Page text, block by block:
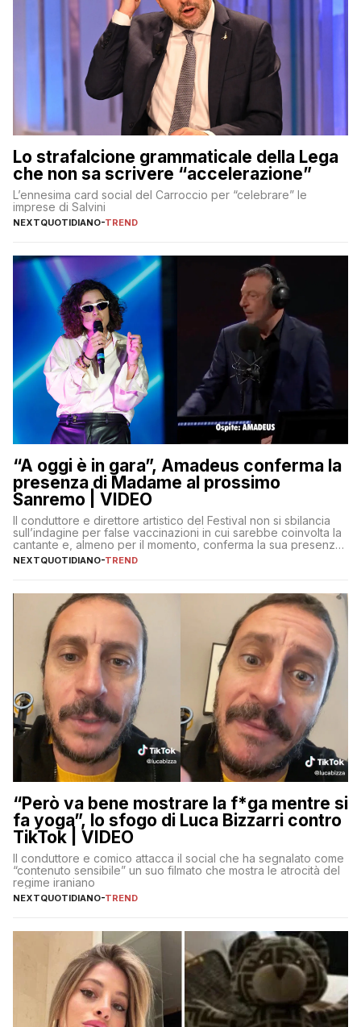
Lo strafalcione grammaticale della Lega
che non sa scrivere “accelerazione”
L’ennesima card social del Carroccio per “celebrare” le
imprese di Salvini
NEXTQUOTIDIANO-TREND
“A oggi è in gara”, Amadeus conferma la
presenza di Madame al prossimo
Sanremo | VIDEO
Il conduttore e direttore artistico del Festival non si sbilancia
sull’indagine per false vaccinazioni in cui sarebbe coinvolta la
cantante e, almeno per il momento, conferma la sua presenza
sul palco dell’Ariston
NEXTQUOTIDIANO-TREND
“Però va bene mostrare la f*ga mentre si
fa yoga”, lo sfogo di Luca Bizzarri contro
TikTok | VIDEO
Il conduttore e comico attacca il social che ha segnalato come
“contenuto sensibile” un suo filmato che mostra le atrocità del
regime iraniano
NEXTQUOTIDIANO-TREND